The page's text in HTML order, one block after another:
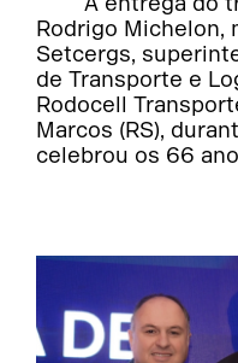
Rodrigo Michelon,
Setcergs,
de Transporte e
Rodocell
Marcos (RS),
celebrou os 66